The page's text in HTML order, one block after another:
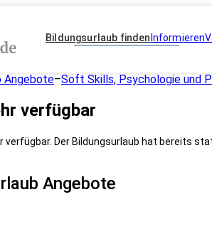
Bildungsurlaub finden Informieren
Angebote–Soft Skills, Psychologie und
verfügbar
verfügbar. Der Bildungsurlaub hat bereits
Angebote